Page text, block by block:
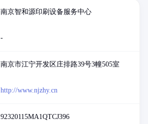
南京智和源印刷设备服务中心
-
南京市江宁开发区庄排路39号3幢505室
http://www.njzhy.cn
92320115MA1QTCJ396